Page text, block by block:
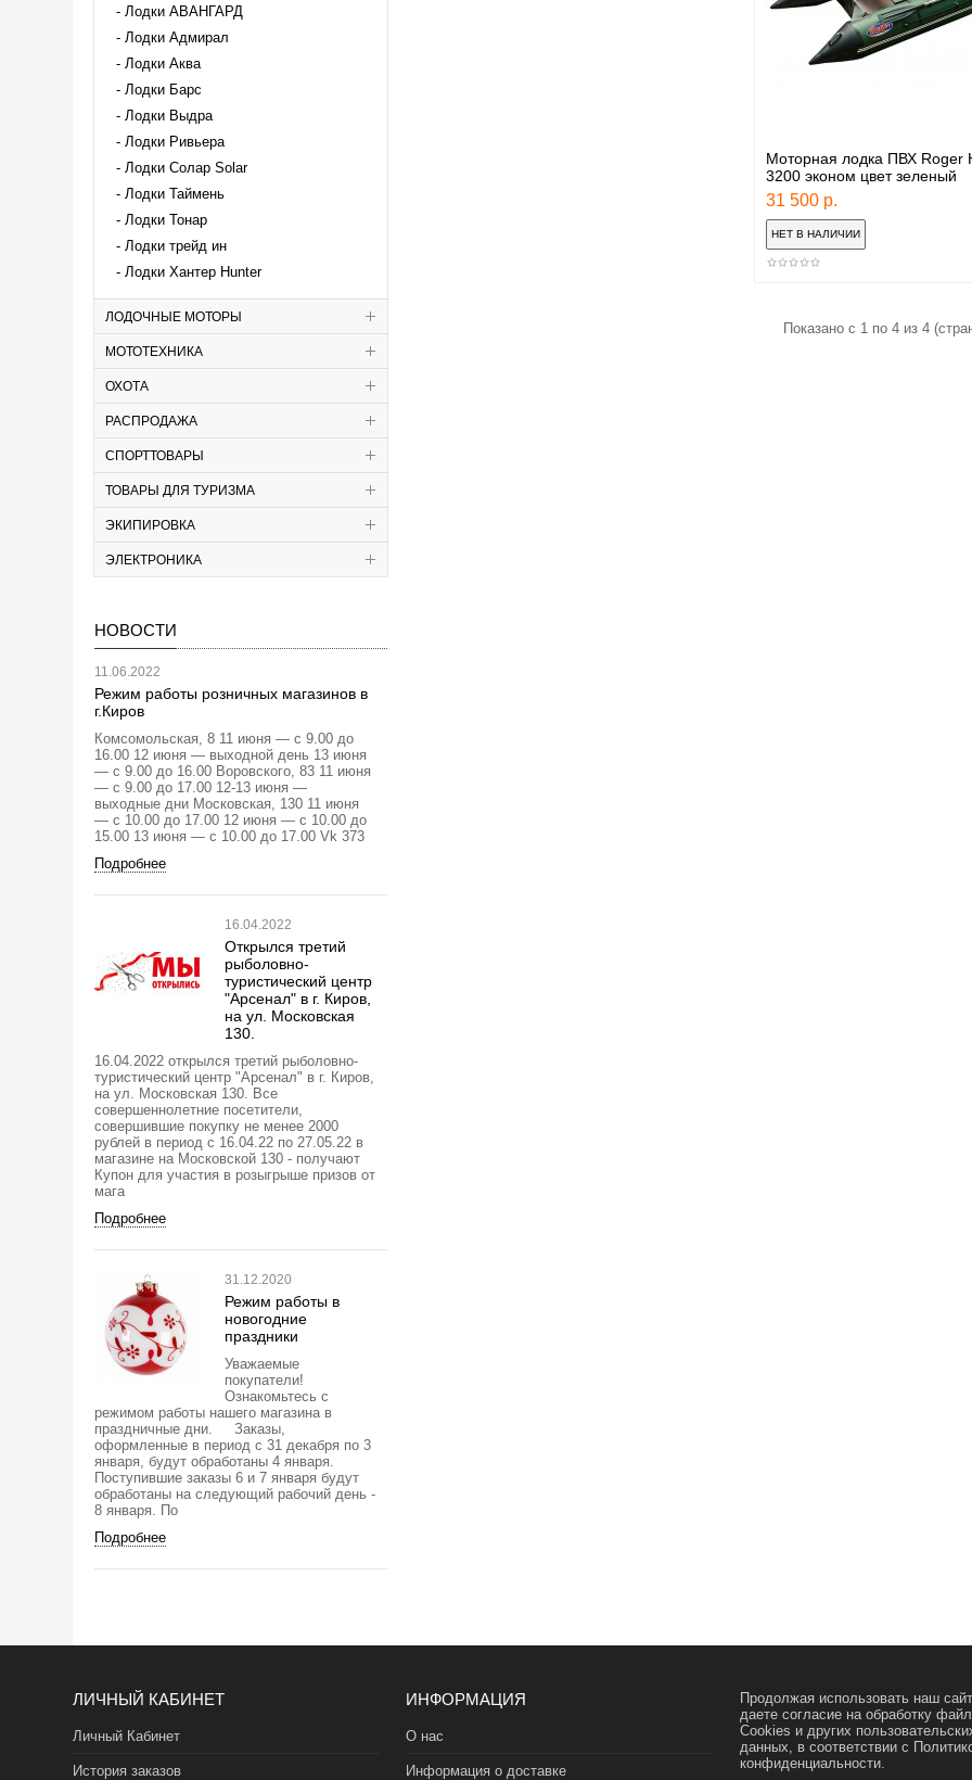
Лодки АВАНГАРД
Лодки Адмирал
Лодки Аква
Лодки Барс
Лодки Выдра
Лодки Ривьера
Лодки Солар Solar
Лодки Таймень
Лодки Тонар
Лодки трейд ин
Лодки Хантер Hunter
ЛОДОЧНЫЕ МОТОРЫ
МОТОТЕХНИКА
ОХОТА
РАСПРОДАЖА
СПОРТТОВАРЫ
ТОВАРЫ ДЛЯ ТУРИЗМА
ЭКИПИРОВКА
ЭЛЕКТРОНИКА
НОВОСТИ
11.06.2022
Режим работы розничных магазинов в
г.Киров
Комсомольская, 8 11 июня — с 9.00 до
16.00 12 июня — выходной день 13 июня
— с 9.00 до 16.00 Воровского, 83 11 июня
— с 9.00 до 17.00 12-13 июня —
выходные дни Московская, 130 11 июня
— с 10.00 до 17.00 12 июня — с 10.00 до
15.00 13 июня — с 10.00 до 17.00 Vk 373
Подробнее
16.04.2022
Открылся третий
рыболовно-
туристический центр
"Арсенал" в г. Киров,
на ул. Московская
130.
16.04.2022 открылся третий рыболовно-
туристический центр "Арсенал" в г. Киров,
на ул. Московская 130. Все
совершеннолетние посетители,
совершившие покупку не менее 2000
рублей в период с 16.04.22 по 27.05.22 в
магазине на Московской 130 - получают
Купон для участия в розыгрыше призов от
мага
Подробнее
31.12.2020
Режим работы в
новогодние
праздники
Уважаемые
покупатели!
Ознакомьтесь с
режимом работы нашего магазина в
праздничные дни. Заказы,
оформленные в период с 31 декабря по 3
января, будут обработаны 4 января.
Поступившие заказы 6 и 7 января будут
обработаны на следующий рабочий день -
8 января. По
Подробнее
Моторная лодка ПВХ Roger
3200 эконом цвет зеленый
31 500 р.
Показано с 1 по 4 из 4
ЛИЧНЫЙ КАБИНЕТ
Личный Кабинет
История заказов
ИНФОРМАЦИЯ
О нас
Информация о доставке
Продолжая использовать наш
даете согласие на обработку
Cookies и других
данных, в соответствии с
конфиденциальности.